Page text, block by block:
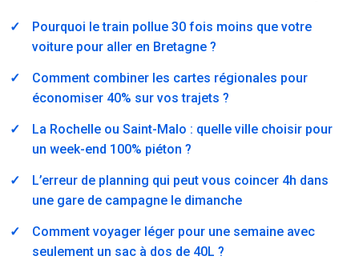
Pourquoi le train pollue 30 fois moins que votre
voiture pour aller en Bretagne ?
Comment combiner les cartes régionales pour
économiser 40% sur vos trajets ?
La Rochelle ou Saint-Malo : quelle ville choisir pour
un week-end 100% piéton ?
L’erreur de planning qui peut vous coincer 4h dans
une gare de campagne le dimanche
Comment voyager léger pour une semaine avec
seulement un sac à dos de 40L ?